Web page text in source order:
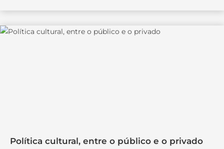
Política cultural, entre o público e o privado